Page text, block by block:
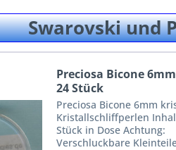
Swarovski und
Preciosa Bicone
24 Stück
Preciosa Bicone 6mm
Kristallschliffperlen
Stück in Dose Achtung:
Verschluckbare